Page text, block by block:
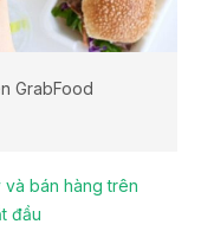
GrabFood
bán hàng trên
đầu